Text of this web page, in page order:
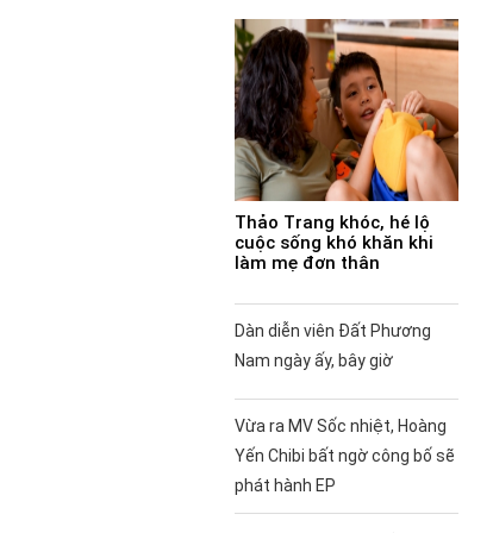
Thảo Trang khóc, hé lộ
cuộc sống khó khăn khi
làm mẹ đơn thân
Dàn diễn viên Đất Phương
Nam ngày ấy, bây giờ
Vừa ra MV Sốc nhiệt, Hoàng
Yến Chibi bất ngờ công bố sẽ
phát hành EP